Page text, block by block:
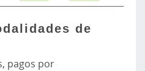
de
pagos por